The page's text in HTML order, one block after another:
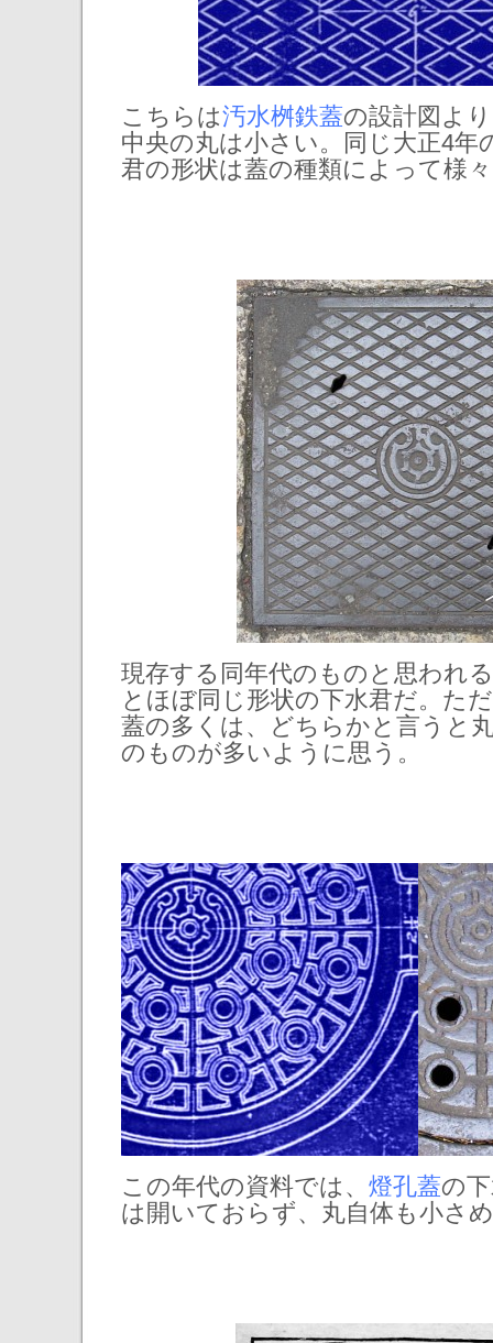
こちらは汚水桝鉄蓋の設計図よ
中央の丸は小さい。同じ大正4年
君の形状は蓋の種類によって様
現存する同年代のものと思われる
とほぼ同じ形状の下水君だ。た
蓋の多くは、どちらかと言うと
のものが多いように思う。
この年代の資料では、 燈孔蓋の
は開いておらず、丸自体も小さ